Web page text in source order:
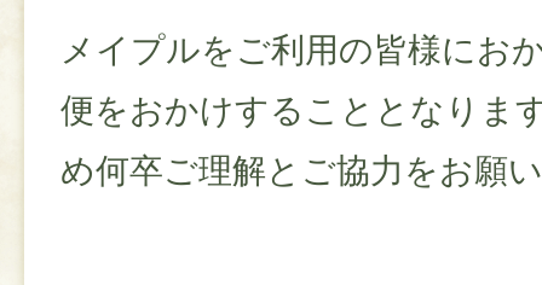
メイプルをご利用の皆様にお
便をおかけすることとなりま
め何卒ご理解とご協力をお願